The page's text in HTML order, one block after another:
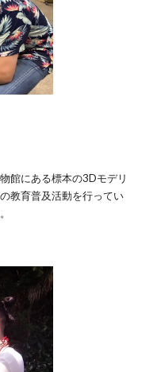
館にある標本の3Dモデリ
教育普及活動を行ってい